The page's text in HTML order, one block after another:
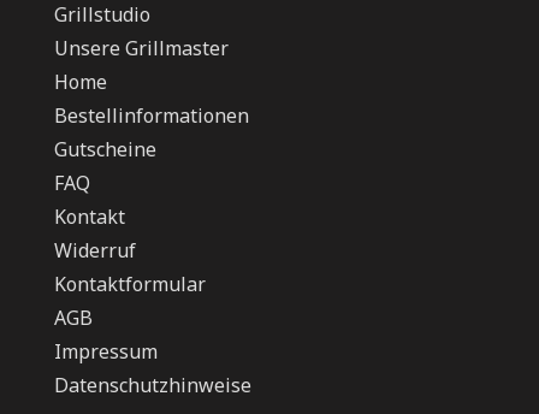
Grillstudio
Unsere Grillmaster
Home
Bestellinformationen
Gutscheine
FAQ
Kontakt
Widerruf
Kontaktformular
AGB
Impressum
Datenschutzhinweise